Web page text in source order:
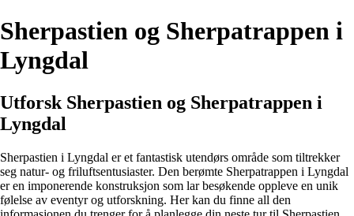
Sherpastien og Sherpatrappen i
Lyngdal
Utforsk Sherpastien og Sherpatrappen i
Lyngdal
Sherpastien i Lyngdal er et fantastisk utendørs område som tiltrekker
seg natur- og friluftsentusiaster. Den berømte Sherpatrappen i Lyngdal
er en imponerende konstruksjon som lar besøkende oppleve en unik
følelse av eventyr og utforskning. Her kan du finne all den